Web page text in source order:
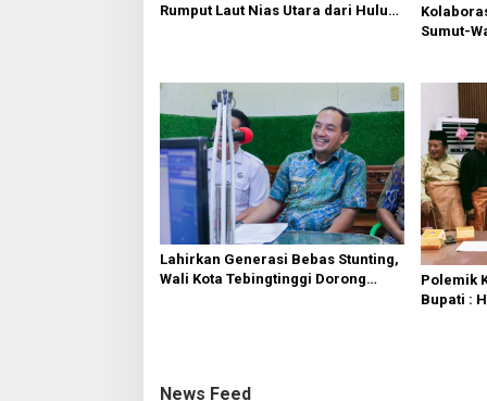
Rumput Laut Nias Utara dari Hulu
Sumut-
Lahirkan Generasi Bebas Stunting,
Wali Kota Tebingtinggi Dorong
Polemik
Bupati :
News Feed